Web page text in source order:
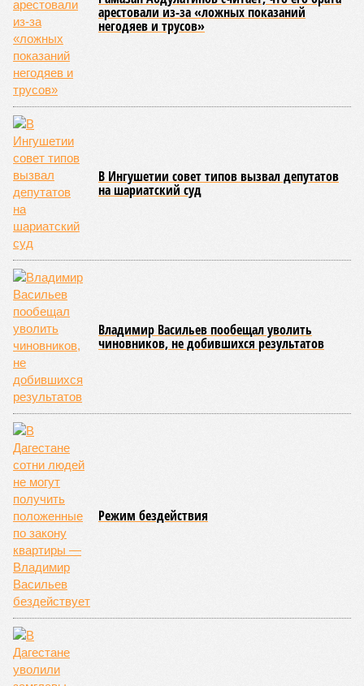
арестовали из-за «ложных показаний
негодяев и трусов»
В Ингушетии совет типов вызвал депутатов
на шариатский суд
Владимир Васильев пообещал уволить
чиновников, не добившихся результатов
Режим бездействия